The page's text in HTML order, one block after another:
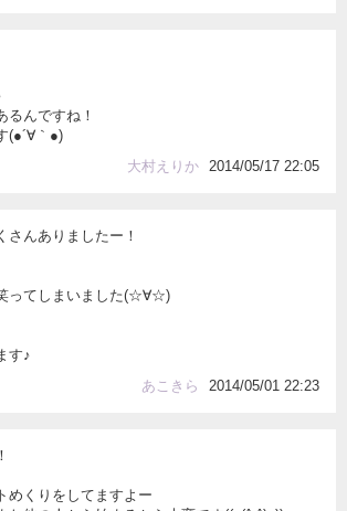
るんですね！
(●´∀｀●)
大村えりか
2014/05/17 22:05
さんありましたー！
ってしまいました(☆∀☆)
す♪
あこきら
2014/05/01 22:23
めくりをしてますよー